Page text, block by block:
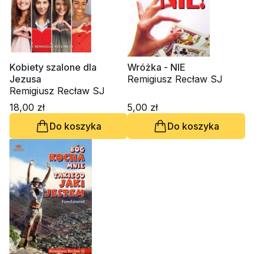
Kobiety szalone dla
Jezusa
Remigiusz Recław SJ
18,00 zł
Do koszyka
Wróżka - NIE
Remigiusz Recław SJ
5,00 zł
Do koszyka